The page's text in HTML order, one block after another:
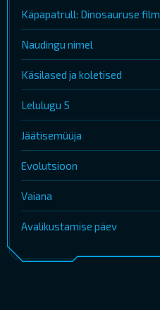
Käpapatrull: Dinosauruse film
Naudingu nimel
Käsilased ja koletised
Lelulugu 5
Jäätisemüüja
Evolutsioon
Vaiana
Avalikustamise päev